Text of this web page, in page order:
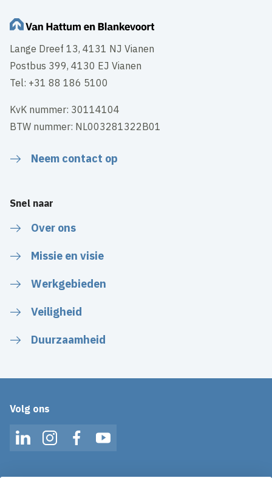
Lange Dreef 13, 4131 NJ Vianen
Postbus 399, 4130 EJ Vianen
Tel: +31 88 186 5100
KvK nummer: 30114104
BTW nummer: NL003281322B01
Neem contact op
Snel naar
Over ons
Missie en visie
Werkgebieden
Veiligheid
Duurzaamheid
Volg ons
LinkedInInstagramFacebookYouTube